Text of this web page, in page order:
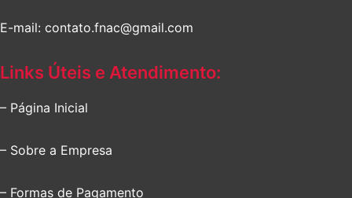
E-mail: contato.fnac@gmail.com
Links Úteis e Atendimento:
– Página Inicial
– Sobre a Empresa
– Formas de Pagamento